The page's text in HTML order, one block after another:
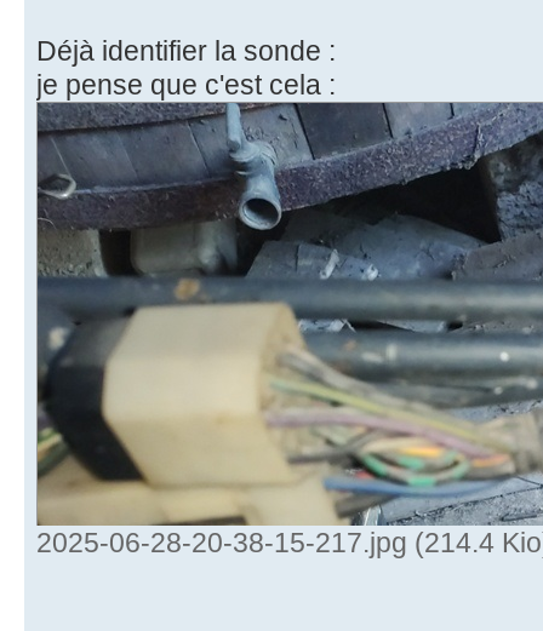
Déjà identifier la sonde :
je pense que c'est cela :
2025-06-28-20-38-15-217.jpg (214.4